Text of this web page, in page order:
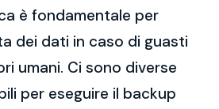
è fondamentale per
dei dati in caso di guasti
umani. Ci sono diverse
per eseguire il backup